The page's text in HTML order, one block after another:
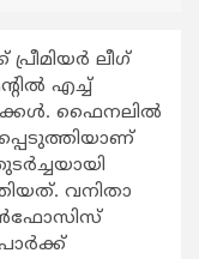
ലീഗ്
എച്ച്
ഫൈനലില്‍
വനിതാ